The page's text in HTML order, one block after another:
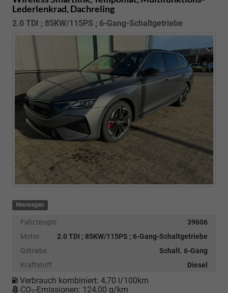
Lederlenkrad, Dachreling
2.0 TDI ; 85KW/115PS ; 6-Gang-Schaltgetriebe
Neuwagen
Fahrzeugnr.
39606
Motor
2.0 TDI ; 85KW/115PS ; 6-Gang-Schaltgetriebe
Getriebe
Schalt. 6-Gang
Kraftstoff
Diesel
Verbrauch kombiniert: 4,70 l/100km
CO -Emissionen: 124,00 g/km